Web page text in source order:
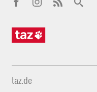
taz.de